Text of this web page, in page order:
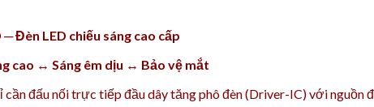
─ Đèn LED chiếu sáng cao cấp
cao ↔ Sáng êm dịu ↔ Bảo vệ mắt
đấu nối trực tiếp đầu dây tăng phô đèn (Driver-IC) với nguồn